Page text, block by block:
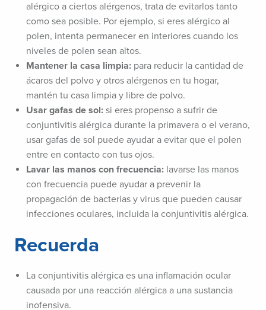
alérgico a ciertos alérgenos, trata de evitarlos tanto
como sea posible. Por ejemplo, si eres alérgico al
polen, intenta permanecer en interiores cuando los
niveles de polen sean altos.
Mantener la casa limpia: para reducir la cantidad de
ácaros del polvo y otros alérgenos en tu hogar,
mantén tu casa limpia y libre de polvo.
Usar gafas de sol: si eres propenso a sufrir de
conjuntivitis alérgica durante la primavera o el verano,
usar gafas de sol puede ayudar a evitar que el polen
entre en contacto con tus ojos.
Lavar las manos con frecuencia: lavarse las manos
con frecuencia puede ayudar a prevenir la
propagación de bacterias y virus que pueden causar
infecciones oculares, incluida la conjuntivitis alérgica.
Recuerda
La conjuntivitis alérgica es una inflamación ocular
causada por una reacción alérgica a una sustancia
inofensiva.